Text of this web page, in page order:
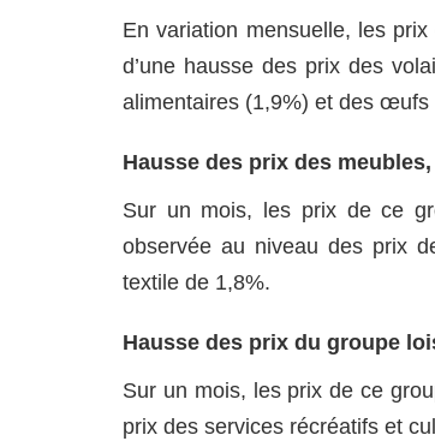
En variation mensuelle, les
d’une hausse des prix des
alimentaires (1,9%) et des œufs
Hausse des prix des
Sur un mois, les prix de ce
observée au niveau des prix
textile de 1,8%.
Hausse des prix du groupe
Sur un mois, les prix de ce
prix des services récréatifs et